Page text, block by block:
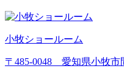
小牧ショールーム
〒485-0048 愛知県小牧市